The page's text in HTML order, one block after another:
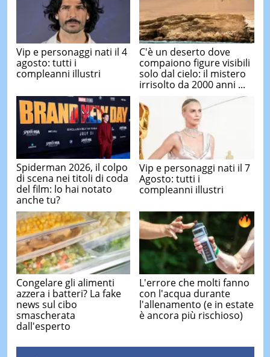
Vip e personaggi nati il 4
agosto: tutti i
compleanni illustri
C'è un deserto dove
compaiono figure visibili
solo dal cielo: il mistero
irrisolto da 2000 anni ...
Spiderman 2026, il colpo
di scena nei titoli di coda
del film: lo hai notato
anche tu?
Vip e personaggi nati il 7
Agosto: tutti i
compleanni illustri
Congelare gli alimenti
azzera i batteri? La fake
news sul cibo
smascherata
dall'esperto
L'errore che molti fanno
con l'acqua durante
l'allenamento (e in estate
è ancora più rischioso)